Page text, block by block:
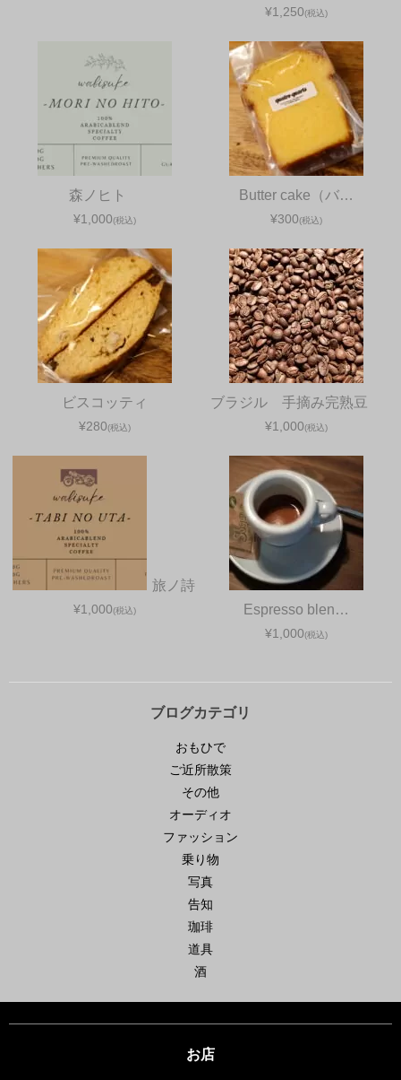
¥1,250(税込)
森ノヒト
¥1,000(税込)
Butter cake（バ…
¥300(税込)
ビスコッティ
¥280(税込)
ブラジル 手摘み完熟豆
¥1,000(税込)
旅ノ詩
¥1,000(税込) Espresso blen…
¥1,000(税込)
ブログカテゴリ
おもひで
ご近所散策
その他
オーディオ
ファッション
乗り物
写真
告知
珈琲
道具
酒
お店